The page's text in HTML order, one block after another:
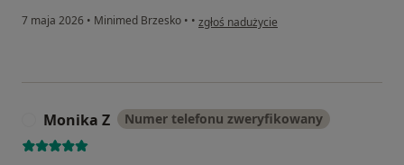
7 maja 2026 • Minimed Brzesko • • w opinii użytkownika Dominika
zgłoś nadużycie
Monika Z Numer telefonu zweryfikowany